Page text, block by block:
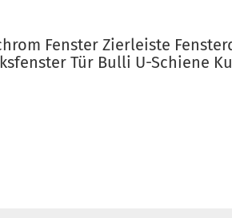
Fenster Zierleiste
Tür Bulli U-Schiene